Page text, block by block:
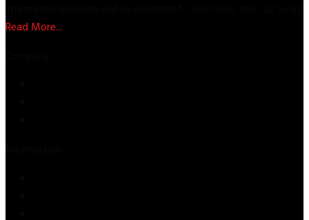
Read More...